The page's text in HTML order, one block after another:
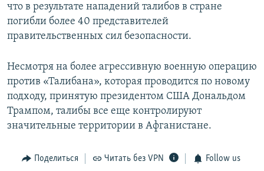
что в результате нападений талибов в стране
погибли более 40 представителей
правительственных сил безопасности.
Несмотря на более агрессивную военную операцию
против «Талибана», которая проводится по новому
подходу, принятую президентом США Дональдом
Трампом, талибы все еще контролируют
значительные территории в Афганистане.
Поделиться Читать без VPN Follow us